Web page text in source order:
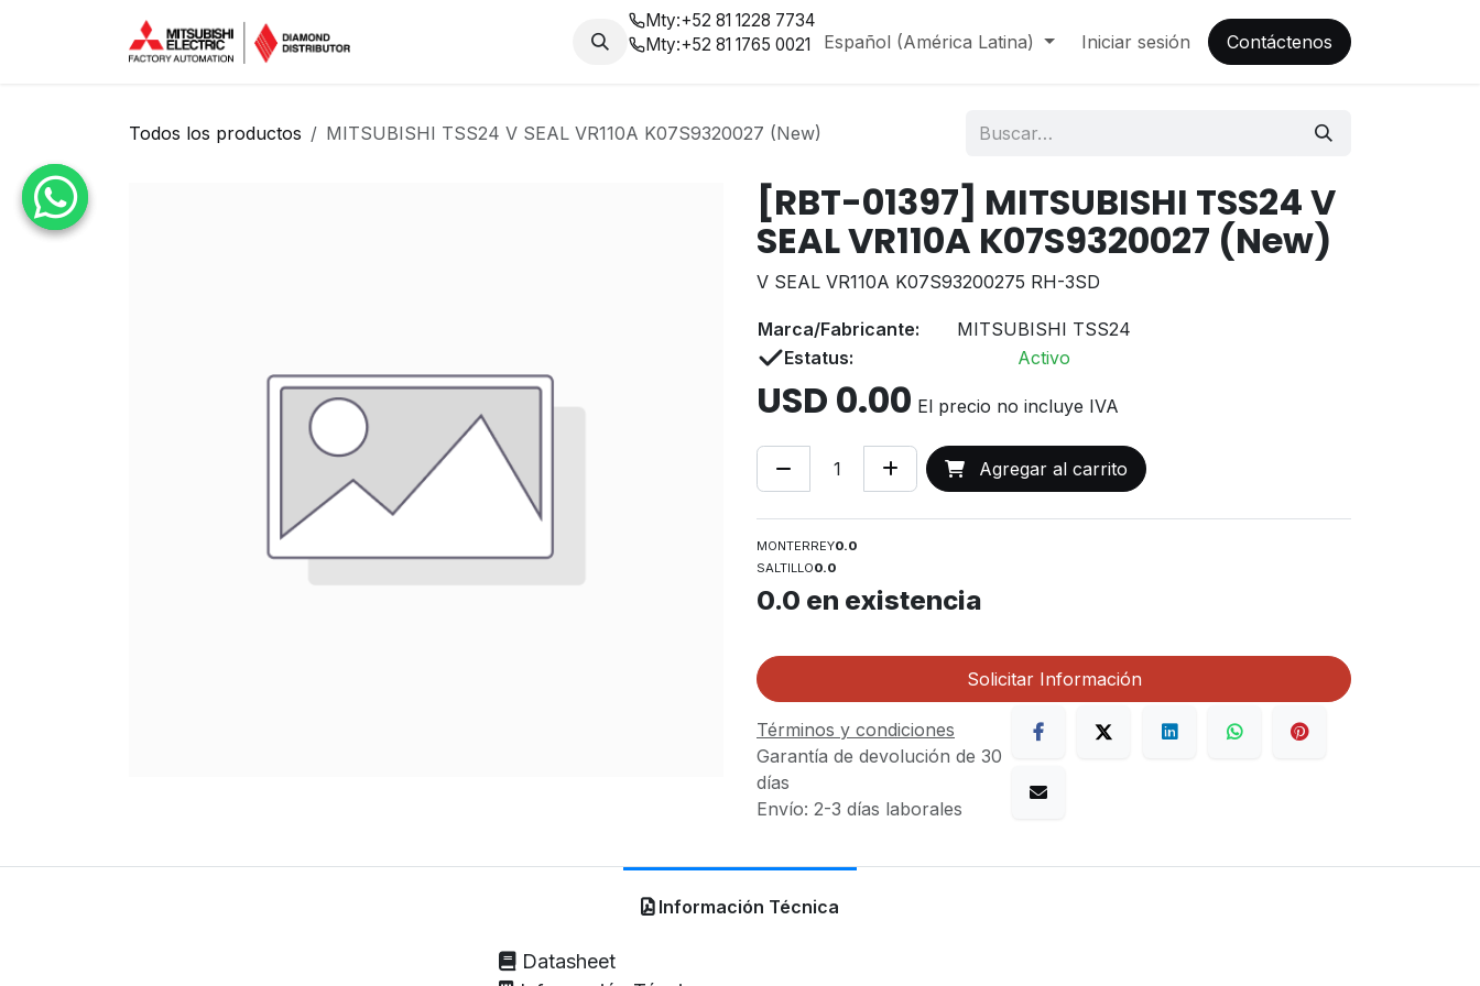
Nosotros Blog
Mty:+52 81 1228 7734
Mty:+52 81 1765 0021 Español (América Latina) Iniciar sesión Contáctenos
Todos los productos MITSUBISHI TSS24 V SEAL VR110A K07S9320027 (New)
[RBT-01397] MITSUBISHI TSS24 V
SEAL VR110A K07S9320027 (New)
V SEAL VR110A K07S93200275 RH-3SD
Marca/Fabricante:
MITSUBISHI TSS24
Estatus:
Activo
USD 0.00 El precio no incluye IVA
Agregar al carrito
MONTERREY0.0
SALTILLO0.0
0.0 en existencia
Solicitar Información
Términos y condiciones
Garantía de devolución de 30
días
Envío: 2-3 días laborales
Información Técnica
Datasheet